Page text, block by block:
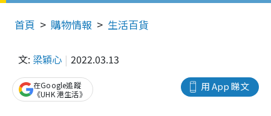
首頁 購物情報 生活百貨
文: 梁穎心 2022.03.13
用 App 睇文
在Google追蹤
《UHK 港生活》